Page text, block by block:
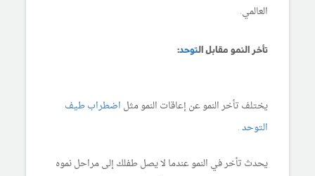
العالمي.
تأخر النمو مقابل التوحد:
يختلف تأخر النمو عن إعاقات النمو مثل اضطراب طيف
التوحد.
يحدث تأخر في النمو عندما لا يصل طفلك إلى مراحل نموه